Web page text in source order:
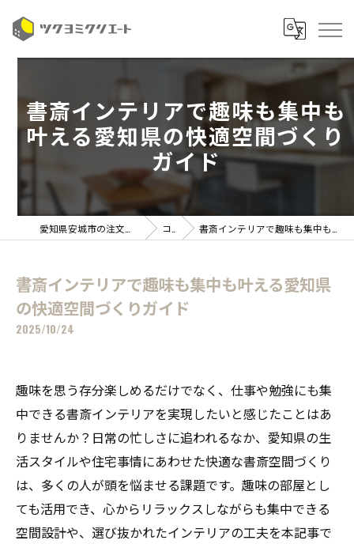
書斎インテリアで趣味も集中も
叶える愛知県の快適空間づくり
ガイド
コラム 書斎インテリアで趣味も集中も叶える愛知県の快適空間づくりガイド
書斎インテリアで趣味も集中も叶える愛知県
の快適空間づくりガイド
2025/10/24
趣味を思う存分楽しめるだけでなく、仕事や勉強にも集
中できる書斎インテリアを実現したいと感じたことはあ
りませんか？日常の忙しさに追われるなか、愛知県の生
活スタイルや住宅事情にあわせた快適な書斎空間づくり
は、多くの人が頭を悩ませる課題です。趣味の部屋とし
ても活用でき、心からリラックスしながらも集中できる
空間設計や、選び抜かれたインテリアの工夫を本記事で